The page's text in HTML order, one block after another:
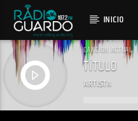
INICIO
CANCIÓN ACTUAL
TÍTULO
ARTISTA